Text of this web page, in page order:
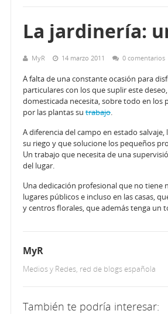
La jardinería:
MyR 14 marzo 2011 0 comentarios
A falta de una constante ocasión para
particulares con los que suplir este
domesticada necesita, sobre todo en los
por las plantas su trabajo.
A diferencia del campo en estado
su riego y que solucione los pequeños
Un trabajo que necesita de una
del lugar.
Una dedicación profesional que no tiene
lugares públicos e incluso en las casas,
y centros florales, que además tenga un
MyR
Medios y Redes, red de blogs española
También te podría interesar: